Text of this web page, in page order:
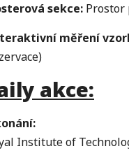
sekce: Prostor
měření
akce:
Institute of